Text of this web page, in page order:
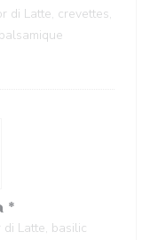
di Latte, crevettes,
*
Latte, basilic